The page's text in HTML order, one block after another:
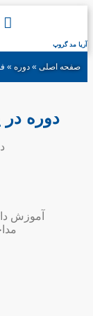
آریا مد گروپ
صفحه اصلی » دوره »
دوره در
آموزش